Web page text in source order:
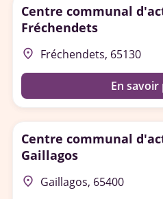
Centre communal
Fréchendets
place Fréchendets, 65130
En savoir
Centre communal
Gaillagos
place Gaillagos, 65400